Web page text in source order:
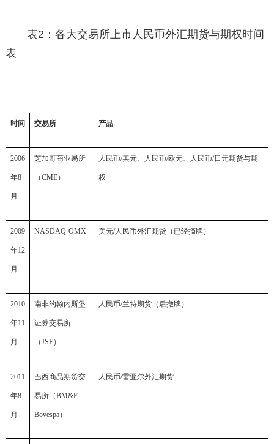
表2：各大交易所上市人民币外汇期货与期权时间
表
时间 交易所 产品
2006
年8
月
芝加哥商业易所
（CME）
人民币/美元、人民币/欧元、人民币/日元期货与期
权
2009
年12
月
NASDAQ-OMX 美元/人民币外汇期货（已经摘牌）
2010
年11
月
南非约翰内斯堡
证券交易所
（JSE）
人民币/兰特期货（后撤牌）
2011
年8
月
巴西商品期货交
易所（BM&F
Bovespa）
人民币/雷亚尔外汇期货